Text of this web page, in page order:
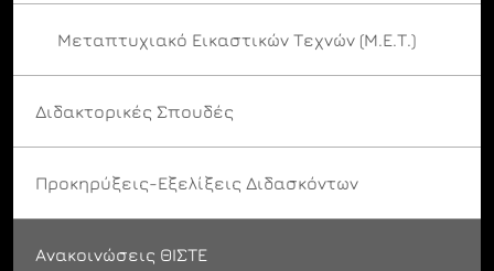
Μεταπτυχιακό Εικαστικών Τεχνών (Μ.Ε.Τ.)
Διδακτορικές Σπουδές
Προκηρύξεις-Εξελίξεις Διδασκόντων
Ανακοινώσεις ΘΙΣΤΕ